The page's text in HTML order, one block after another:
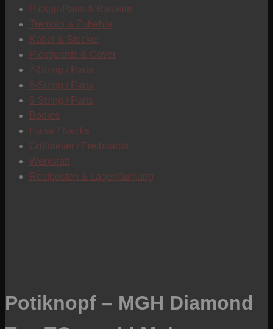
Pickup-Parts & Bauteile
Tremolo & Zubehör
Kabel & Stecker
Pickguards & Cover
7-String / Parts
8-String / Parts
9-String / Parts
Bodies
Hälse / Necks
Griffbretter / Fretboards
Werkstatt
Restposten & Lagerräumung
Potiknopf – MGH Diamond